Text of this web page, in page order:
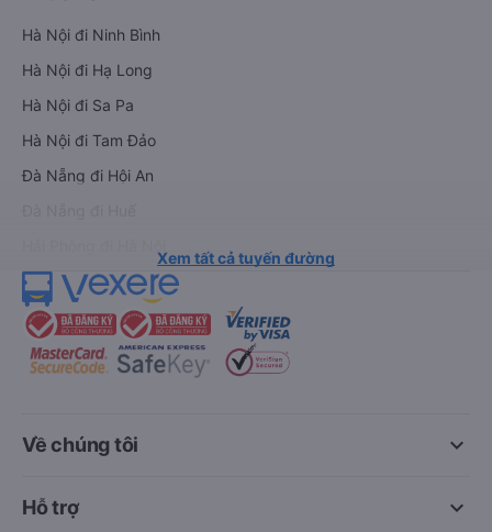
Hà Nội đi Ninh Bình
Hà Nội đi Hạ Long
Hà Nội đi Sa Pa
Hà Nội đi Tam Đảo
Đà Nẵng đi Hội An
Xem tất cả tuyến đường
keyboard_arrow_down
Về chúng tôi
keyboard_arrow_down
Hỗ trợ